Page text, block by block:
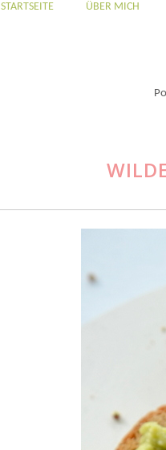
STARTSEITE ÜBER MICH